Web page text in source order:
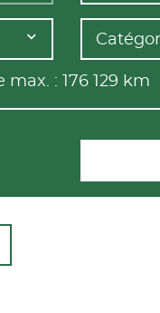
max. : 176 129 km